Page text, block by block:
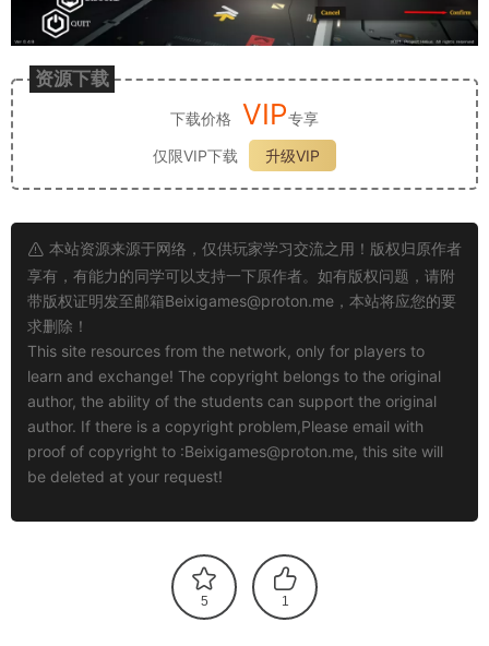
资源下载
下载价格 VIP专享
仅限VIP下载
升级VIP
本站资源来源于网络，仅供玩家学习交流之用！版权归原作者
享有，有能力的同学可以支持一下原作者。如有版权问题，请附
带版权证明发至邮箱Beixigames@proton.me ，本站将应您的要
求删除！
This site resources from the network, only for players to
learn and exchange! The copyright belongs to the original
author, the ability of the students can support the original
author. If there is a copyright problem,Please email with
proof of copyright to :Beixigames@proton.me, this site will
be deleted at your request!
5 1